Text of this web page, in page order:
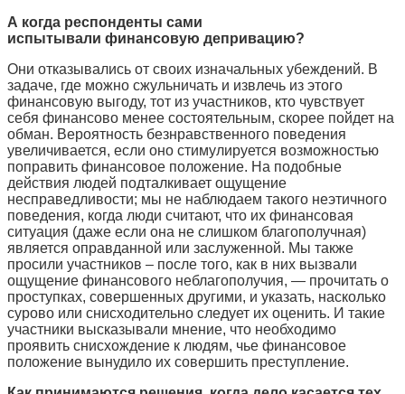
А когда респонденты сами
испытывали финансовую депривацию?
Они отказывались от своих изначальных убеждений. В
задаче, где можно сжульничать и извлечь из этого
финансовую выгоду, тот из участников, кто чувствует
себя финансово менее состоятельным, скорее пойдет на
обман. Вероятность безнравственного поведения
увеличивается, если оно стимулируется возможностью
поправить финансовое положение. На подобные
действия людей подталкивает ощущение
несправедливости; мы не наблюдаем такого неэтичного
поведения, когда люди считают, что их финансовая
ситуация (даже если она не слишком благополучная)
является оправданной или заслуженной. Мы также
просили участников – после того, как в них вызвали
ощущение финансового неблагополучия, — прочитать о
проступках, совершенных другими, и указать, насколько
сурово или снисходительно следует их оценить. И такие
участники высказывали мнение, что необходимо
проявить снисхождение к людям, чье финансовое
положение вынудило их совершить преступление.